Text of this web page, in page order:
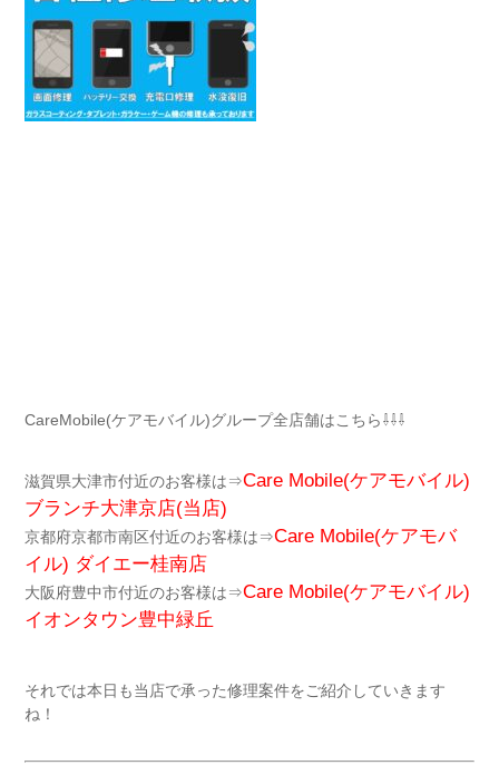
CareMobile(ケアモバイル)グループ全店舗はこちら⇩⇩⇩
滋賀県大津市付近のお客様は⇒Care Mobile(ケアモバイル)
ブランチ大津京店(当店)
京都府京都市南区付近のお客様は⇒Care Mobile(ケアモバ
イル) ダイエー桂南店
大阪府豊中市付近のお客様は⇒Care Mobile(ケアモバイル)
イオンタウン豊中緑丘
それでは本日も当店で承った修理案件をご紹介していきます
ね！